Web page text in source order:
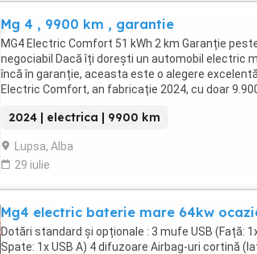
Mg 4 , 9900 km , garantie
MG4 Electric Comfort 51 kWh 2 km Garanție
negociabil Dacă îți dorești un automobil electric
încă în garanție, aceasta este o alegere
Electric Comfort, an fabricație 2024, cu doar
2024 | electrica | 9900 km
Lupsa, Alba
29 iulie
Mg4 electric baterie mare 64kw
Dotări standard și opționale : 3 mufe USB (Față:
Spate: 1x USB A) 4 difuzoare Airbag-uri cortină